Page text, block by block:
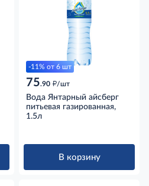
-11% от 6 шт
75.90 д/шт
Вода Янтарный айсберг
питьевая газированная,
1.5л
В корзину